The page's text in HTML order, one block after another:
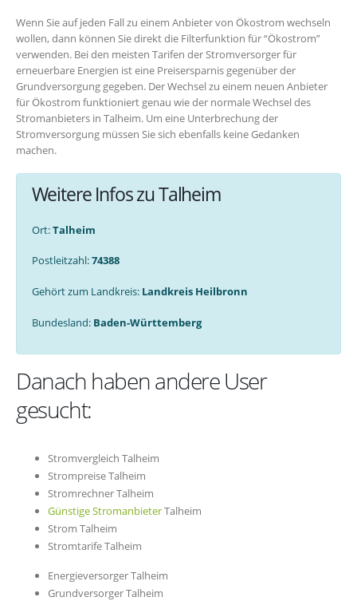
Wenn Sie auf jeden Fall zu einem Anbieter von Ökostrom wechseln
wollen, dann können Sie direkt die Filterfunktion für “Ökostrom”
verwenden. Bei den meisten Tarifen der Stromversorger für
erneuerbare Energien ist eine Preisersparnis gegenüber der
Grundversorgung gegeben. Der Wechsel zu einem neuen Anbieter
für Ökostrom funktioniert genau wie der normale Wechsel des
Stromanbieters in Talheim. Um eine Unterbrechung der
Stromversorgung müssen Sie sich ebenfalls keine Gedanken
machen.
Weitere Infos zu Talheim
Ort:Talheim
Postleitzahl:74388
Gehört zum Landkreis: Landkreis Heilbronn
Bundesland: Baden-Württemberg
Danach haben andere User
gesucht:
Stromvergleich Talheim
Strompreise Talheim
Stromrechner Talheim
Günstige StromanbieterTalheim
Strom Talheim
Stromtarife Talheim
Energieversorger Talheim
Grundversorger Talheim